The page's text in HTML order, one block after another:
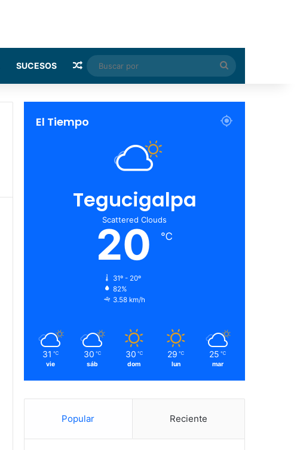
SUCESOS Random Article
Buscar
por
El Tiempo
Tegucigalpa
Scattered Clouds
20 ℃
31º - 20º
82%
3.58 km/h
31 ℃
vie
30 ℃
sáb
30 ℃
dom
29 ℃
lun
25 ℃
mar
Popular Reciente